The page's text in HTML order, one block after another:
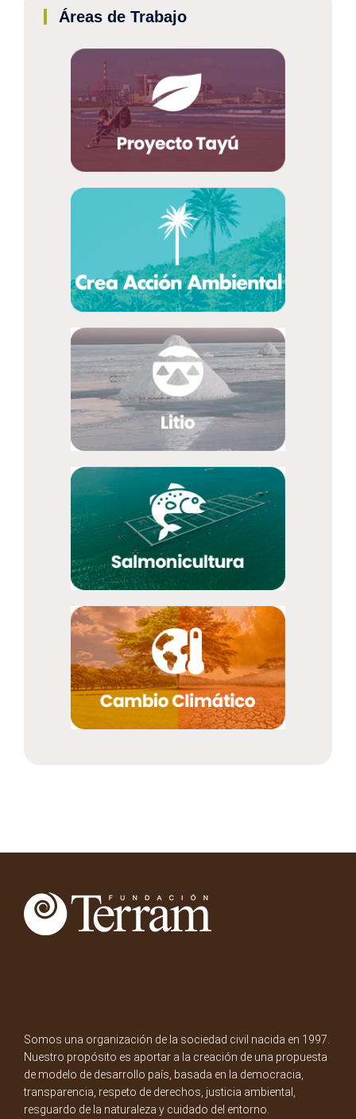
Áreas de Trabajo
Somos una organización de la sociedad civil nacida en 1997.
Nuestro propósito es aportar a la creación de una propuesta
de modelo de desarrollo país, basada en la democracia,
transparencia, respeto de derechos, justicia ambiental,
resguardo de la naturaleza y cuidado del entorno.